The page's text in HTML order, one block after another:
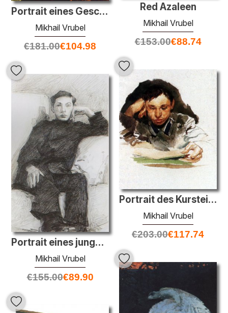
Red Azaleen
Mikhail Vrubel
€153.00€88.74
Portrait eines Geschäftsmannes K. Artsybushev
Mikhail Vrubel
€181.00€104.98
Portrait des Kursteilnehmers
Mikhail Vrubel
€203.00€117.74
Portrait eines jungen Mannes,
Mikhail Vrubel
€155.00€89.90